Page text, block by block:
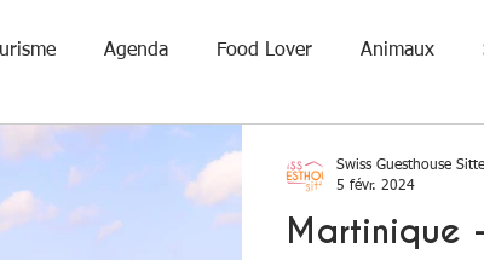
Agenda Food Lover Animaux
Martinique
Swiss Guesthouse
5 févr. 2024